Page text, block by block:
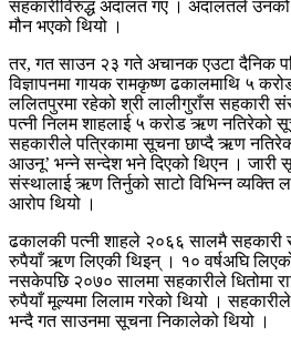
सहकारीविरुद्ध अदालत गए । अदालतले उनको
मौन भएको थियो ।
तर, गत साउन २३ गते अचानक एउटा दैनिक
विज्ञापनमा गायक रामकृष्ण ढकालमाथि ५
ललितपुरमा रहेको श्री लालीगुराँस सहकारी
पत्नी निलम शाहलाई ५ करोड ऋण नतिरेको
सहकारीले पत्रिकामा सूचना छाप्दै ऋण
आउनू’ भन्ने सन्देश भने दिएको थिएन । जारी
संस्थालाई ऋण तिर्नुको साटो विभिन्न व्यक्ति
आरोप थियो ।
ढकालकी पत्नी शाहले २०६६ सालमै
रुपैयाँ ऋण लिएकी थिइन् । १० वर्षअघि
नसकेपछि २०७० सालमा सहकारीले धितोमा
रुपैयाँ मूल्यमा लिलाम गरेको थियो ।
भन्दै गत साउनमा सूचना निकालेको थियो ।